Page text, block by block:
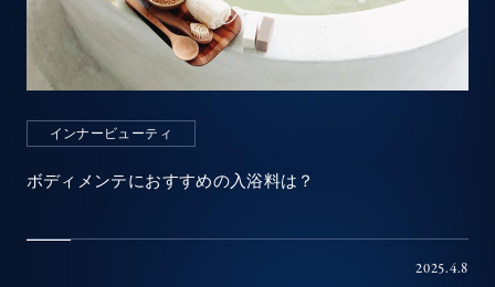
インナービューティ
ボディメンテにおすすめの入浴料は？
2025.4.8